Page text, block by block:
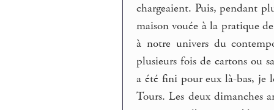
chargeaient. Puis, pendant
maison vouée à la pratique
à notre univers du
plusieurs fois de cartons ou
a été fini pour eux là-bas, je
Tours. Les deux dimanches